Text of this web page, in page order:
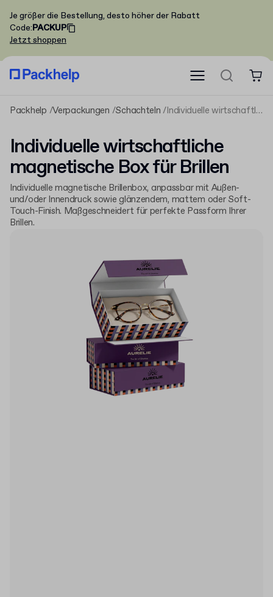
Je größer die Bestellung, desto höher der Rabatt
Code:PACKUP
Jetzt shoppen
Packhelp Verpackungen Schachteln Individuelle wirtschaftliche magnetische Box für Brillen
Individuelle wirtschaftliche
magnetische Box für Brillen
Individuelle magnetische Brillenbox, anpassbar mit Außen-
und/oder Innendruck sowie glänzendem, mattem oder Soft-
Touch-Finish. Maßgeschneidert für perfekte Passform Ihrer
Brillen.